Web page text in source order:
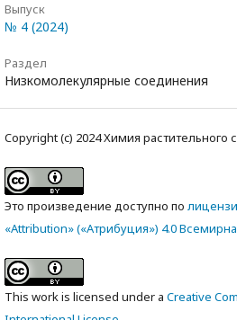
Выпуск
№ 4 (2024)
Раздел
Низкомолекулярные соединения
Copyright (c) 2024 Химия растительного
Это произведение доступно по
«Attribution» («Атрибуция») 4.0
This work is licensed under a Creative